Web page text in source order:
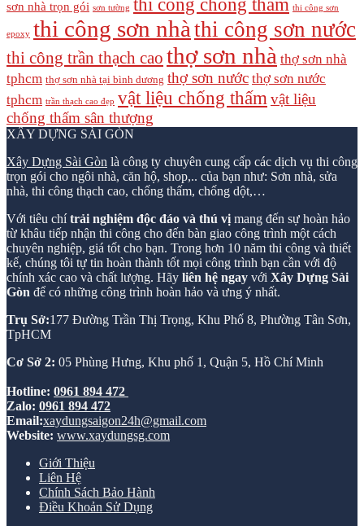
sơn nhà trọn gói sơn tường thi công sơn
epoxy thi công sơn nhà thi công sơn nước
thi công trần thạch cao thợ sơn nhà thợ sơn nhà
tphcm thợ sơn nhà tại bình dương thợ sơn nước thợ sơn nước
tphcm trần thạch cao đẹp vật liệu chống thấm vật liệu
chống thấm sân thượng
XÂY DỰNG SÀI GÒN
Xây Dựng Sài Gòn là công ty chuyên cung cấp các dịch vụ thi công
trọn gói cho ngôi nhà, căn hộ, shop,.. của bạn như: Sơn nhà, sửa
nhà, thi công thạch cao, chống thấm, chống dột,…
Với tiêu chítrải nghiệm độc đáo và thú vị mang đến sự hoàn hảo
từ khâu tiếp nhận thi công cho đến bàn giao công trình một cách
chuyên nghiệp, giá tốt cho bạn. Trong hơn 10 năm thi công và thiết
kế, chúng tôi tự tin hoàn thành tốt mọi công trình bạn cần với độ
chính xác cao và chất lượng. Hãy liên hệ ngay với Xây Dựng Sài
Gòn để có những công trình hoàn hảo và ưng ý nhất.
Trụ Sở:177 Đường Trần Thị Trọng, Khu Phố 8, Phường Tân Sơn,
TpHCM
Cơ Sở 2: 05 Phùng Hưng, Khu phố 1, Quận 5, Hồ Chí Minh
Hotline: 0961 894 472
Zalo: 0961 894 472
Email:xaydungsaigon24h@gmail.com
Website: www.xaydungsg.com
Giới Thiệu
Liên Hệ
Chính Sách Bảo Hành
Điều Khoản Sử Dụng